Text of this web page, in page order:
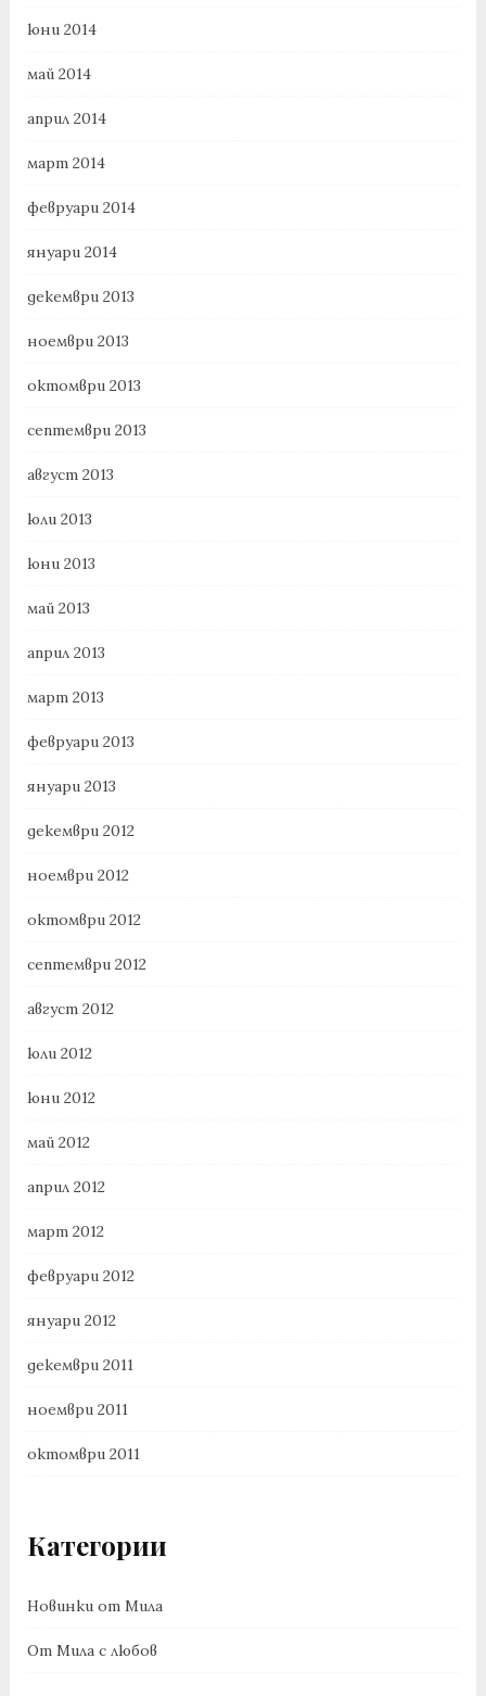
юни 2014
май 2014
април 2014
март 2014
февруари 2014
януари 2014
декември 2013
ноември 2013
октомври 2013
септември 2013
август 2013
юли 2013
юни 2013
май 2013
април 2013
март 2013
февруари 2013
януари 2013
декември 2012
ноември 2012
октомври 2012
септември 2012
август 2012
юли 2012
юни 2012
май 2012
април 2012
март 2012
февруари 2012
януари 2012
декември 2011
ноември 2011
октомври 2011
Категории
Новинки от Мила
От Мила с любов